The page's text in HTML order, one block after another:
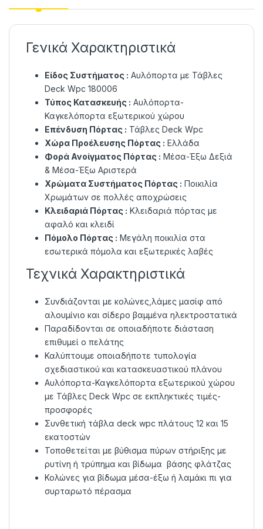
Γενικά Χαρακτηριστικά
Είδος Συστήματος : Αυλόπορτα με Τάβλες
Deck Wpc 180006
Τύπος Κατασκευής : Αυλόπορτα-
Καγκελόπορτα εξωτερικού χώρου
Επένδυση Πόρτας : Τάβλες Deck Wpc
Χώρα Προέλευσης Πόρτας : Ελλάδα
Φορά Ανοίγματος Πόρτας : Μέσα-Έξω Δεξιά
& Μέσα-Έξω Αριστερά
Χρώματα Συστήματος Πόρτας : Ποικιλία
Χρωμάτων σε πολλές αποχρώσεις
Κλειδαριά Πόρτας : Κλειδαριά πόρτας με
αφαλό και κλειδί
Πόμολο Πόρτας : Μεγάλη ποικιλία στα
εσωτερικά πόμολα και εξωτερικές λαβές
Τεχνικά Χαρακτηριστικά
Συνδιάζονται με κολώνες,λάμες μασίφ από
αλουμίνιο και σίδερο βαμμένα ηλεκτροστατικά
Παραδίδονται σε οποιαδήποτε διάσταση
επιθυμεί ο πελάτης
Καλύπτουμε οποιαδήποτε τυπολογία
σχεδιαστικού και κατασκευαστικού πλάνου
Αυλόπορτα-Καγκελόπορτα εξωτερικού χώρου
με Τάβλες Deck Wpc σε εκπληκτικές τιμές-
προσφορές
Συνθετική τάβλα deck wpc πλάτους 12 και 15
εκατοστών
Τοποθετείται με βύθισμα πύρων στήριξης με
ρυτίνη ή τρύπημα και βίδωμα βάσης φλάτζας
Κολώνες για βίδωμα μέσα-έξω ή λαμάκι πι για
συρταρωτό πέρασμα